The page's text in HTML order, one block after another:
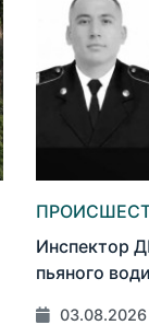
Инспектор
пьяного
03.08.2026